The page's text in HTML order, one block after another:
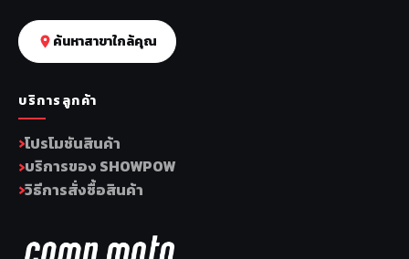
ค้นหาสาขาใกล้คุณ
บริการลูกค้า
โปรโมชันสินค้า
บริการของ SHOWPOW
วิธีการสั่งซื้อสินค้า